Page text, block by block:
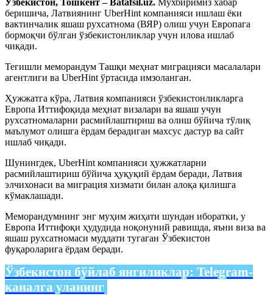
беришича, Латвиянинг UberHint компанияси ишлаш ёки
вактинчалик яшаш рухсатнома (ВЯР) олиш учун Европага
бормоқчи бўлган ўзбекистонликлар учун илова ишлаб
чиқади.
Тегишли меморандум Ташқи меҳнат миграцияси масалалари
агентлиги ва UberHint ўртасида имзоланган.
Ҳужжатга кўра, Латвия компанияси ўзбекистонликларга
Европа Иттифоқида меҳнат визалари ва яшаш учун
рухсатномаларни расмийлаштириш ва олиш бўйича тўлиқ
маълумот олишга ёрдам берадиган махсус дастур ва сайт
ишлаб чиқади.
Шунингдек, UberHint компанияси ҳужжатларни
расмийлаштириш бўйича ҳуқуқий ёрдам беради, Латвия
элчихонаси ва миграция хизмати билан алоқа қилишга
кўмаклашади.
Меморандумнинг энг муҳим жиҳати шундан иборатки, у
Европа Иттифоқи ҳудудида ноқонуний равишда, яъни виза ва
яшаш рухсатномаси муддати тугаган Ўзбекистон
фуқароларига ёрдам беради.
Ўзбекистон бўйлаб янгиликлар: Telegram-
каналга уланинг